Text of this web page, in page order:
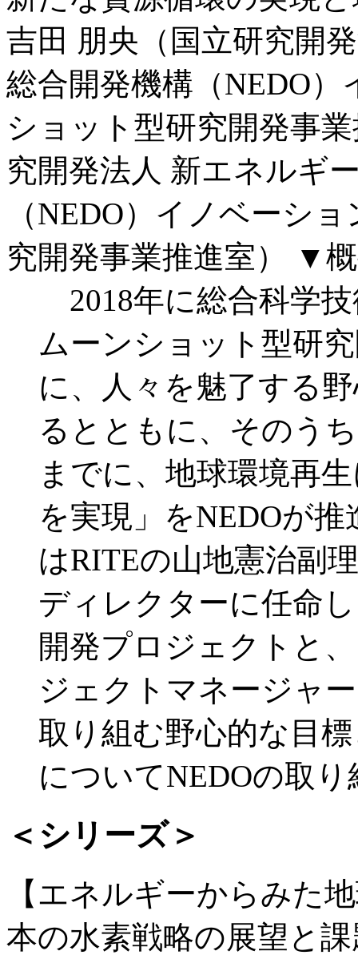
吉田 朋央（国立研究開
総合開発機構（NEDO
ショット型研究開発事
究開発法人 新エネルギ
（NEDO）イノベーシ
究開発事業推進室）
▼
2018年に総合科学
ムーンショット型研
に、人々を魅了する
るとともに、そのう
までに、地球環境再
を実現」をNEDOが
はRITEの山地憲治副
ディレクターに任命
開発プロジェクトと
ジェクトマネージャ
取り組む野心的な目
についてNEDOの取
＜シリーズ＞
【エネルギーからみた
本の水素戦略の展望と